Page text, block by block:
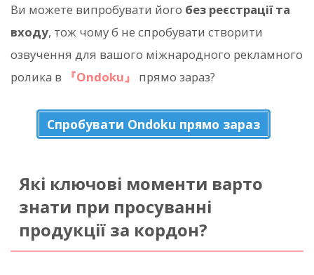
Ви можете випробувати його без реєстрації та
входу, тож чому б не спробувати створити
озвучення для вашого міжнародного рекламного
ролика в
『Ondoku』 прямо зараз?
Спробувати Ondoku прямо зараз
Які ключові моменти варто
знати при просуванні
продукції за кордон?